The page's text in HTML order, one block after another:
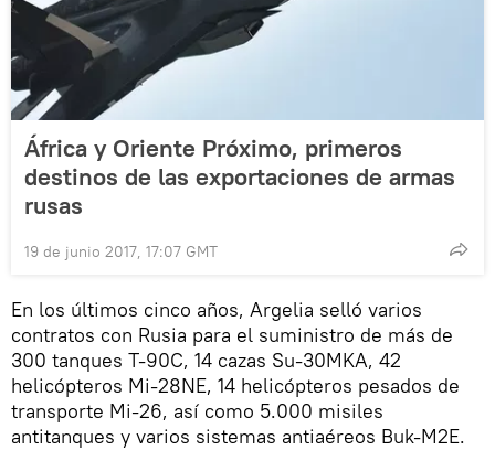
África y Oriente Próximo, primeros
destinos de las exportaciones de armas
rusas
19 de junio 2017, 17:07 GMT
En los últimos cinco años, Argelia selló varios
contratos con Rusia para el suministro de más de
300 tanques T-90C, 14 cazas Su-30MKA, 42
helicópteros Mi-28NE, 14 helicópteros pesados de
transporte Mi-26, así como 5.000 misiles
antitanques y varios sistemas antiaéreos Buk-M2E.